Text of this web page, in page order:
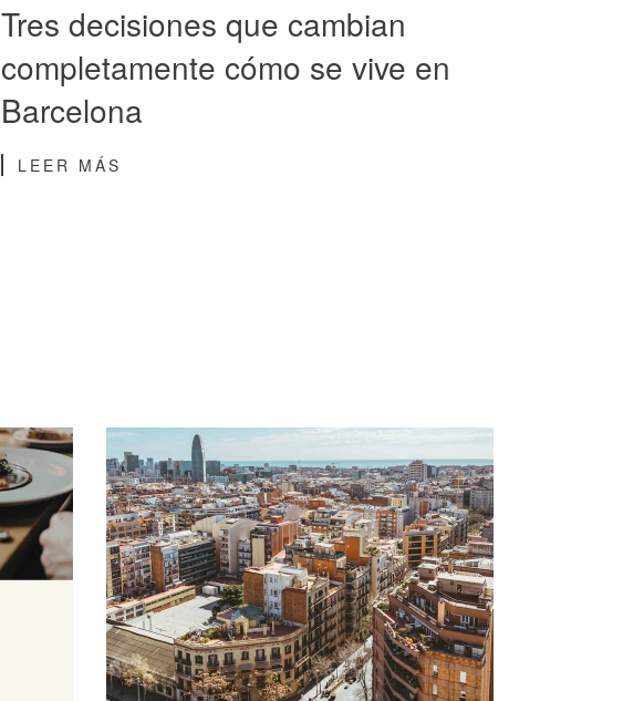
Tres decisiones que cambian
completamente cómo se vive en
Barcelona
LEER MÁS